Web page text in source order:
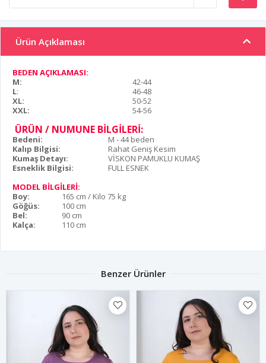
Ürün Açıklaması
BEDEN AÇIKLAMASI:
M:
42-44
L:
46-48
XL:
50-52
XXL:
54-56
ÜRÜN / NUMUNE BİLGİLERİ:
Bedeni:
M - 44 beden
Kalıp Bilgisi:
Rahat Geniş Kesim
Kumaş Detayı:
VİSKON PAMUKLU KUMAŞ
Esneklik Bilgisi:
FULL ESNEK
MODEL BİLGİLERİ:
Boy:
165 cm / Kilo 75 kg
Göğüs:
100 cm
Bel:
90 cm
Kalça:
110 cm
Benzer Ürünler